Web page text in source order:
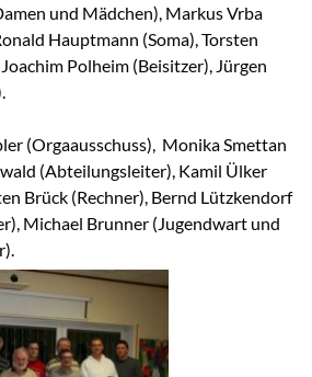
und Mädchen), Markus Vrba
Hauptmann (Soma), Torsten
Polheim (Beisitzer), Jürgen
(Orgaausschuss), Monika Smettan
(Abteilungsleiter), Kamil Ülker
Brück (Rechner), Bernd Lützkendorf
Michael Brunner (Jugendwart und